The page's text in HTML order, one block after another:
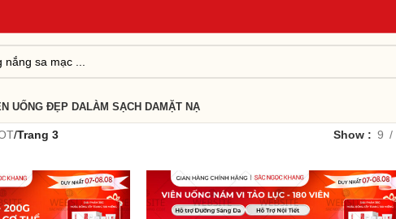
UỐNG ĐẸP DALÀM SẠCH DAMẶT NẠ
/Trang 3 Show 9